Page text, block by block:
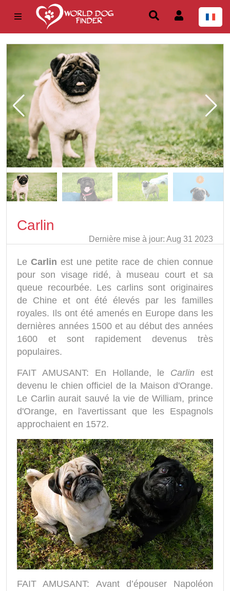
Carlin
Dernière mise à jour: Aug 31 2023
Le Carlin est une petite race de chien connue
pour son visage ridé, à museau court et sa
queue recourbée. Les carlins sont originaires
de Chine et ont été élevés par les familles
royales. Ils ont été amenés en Europe dans les
dernières années 1500 et au début des années
1600 et sont rapidement devenus très
populaires.
FAIT AMUSANT: En Hollande, le Carlin est
devenu le chien officiel de la Maison d'Orange.
Le Carlin aurait sauvé la vie de William, prince
d'Orange, en l'avertissant que les Espagnols
approchaient en 1572.
FAIT AMUSANT: Avant d’épouser Napoléon